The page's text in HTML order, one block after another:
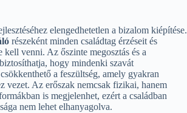
elengedhetetlen a bizalom kiépítése.
részeként minden családtag érzéseit és
venni. Az őszinte megosztás és a
hogy mindenki szavát
a feszültség, amely gyakran
vezet. Az erőszak nemcsak fizikai, hanem
is megjelenhet, ezért a családban
nem lehet elhanyagolva.